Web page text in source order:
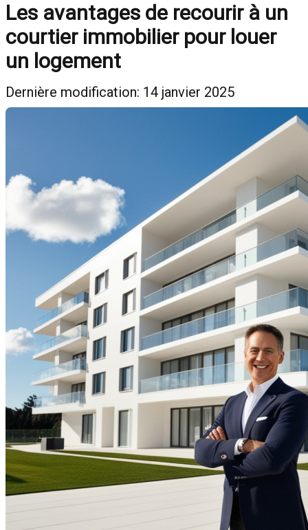
Les avantages de recourir à un
courtier immobilier pour louer
un logement
Dernière modification: 14 janvier 2025